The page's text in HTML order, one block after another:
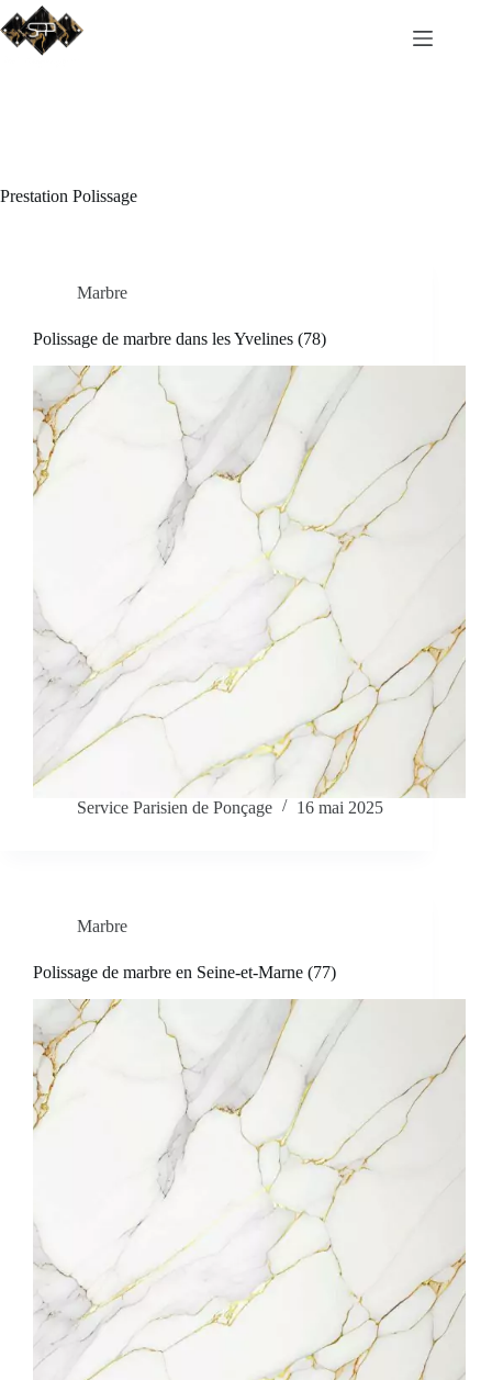
Passer
au
contenu
Prestation Polissage
Marbre
Polissage de marbre dans les Yvelines (78)
Service Parisien de Ponçage 16 mai 2025
Marbre
Polissage de marbre en Seine-et-Marne (77)